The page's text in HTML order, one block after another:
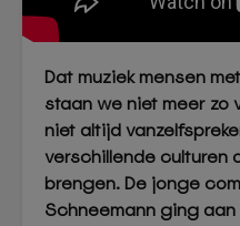
Dat muziek mensen
staan we niet meer zo
niet altijd
verschillende culturen
brengen. De jonge
Schneemann ging